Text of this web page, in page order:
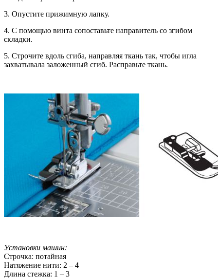
3. Опустите прижимную лапку.
4. С помощью винта сопоставьте направитель со згибом
складки.
5. Строчите вдоль сгиба, направляя ткань так, чтобы игла
захватывала заложенный сгиб. Расправьте ткань.
Установки машин:
Строчка: потайная
Натяжение нити: 2 – 4
Длина стежка: 1 – 3